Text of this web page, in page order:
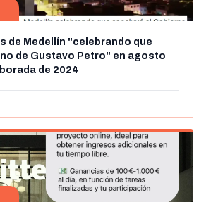
de Medellín "celebrando que
de Gustavo Petro" en agosto
de 2024